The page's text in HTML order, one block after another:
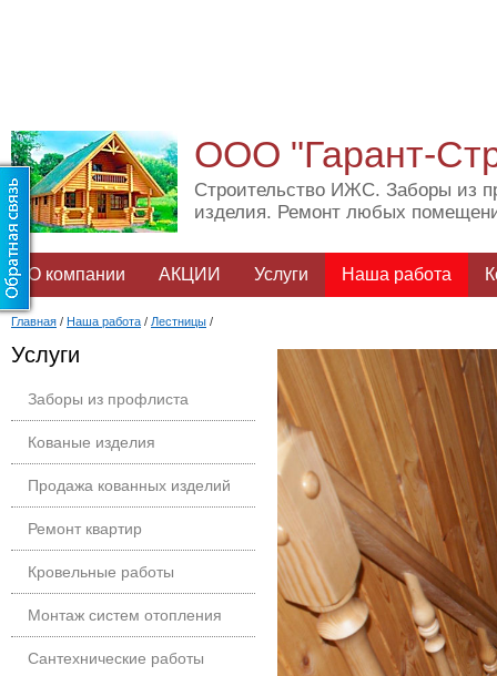
ООО "Гарант-
Строительство ИЖС. Заборы из
изделия. Ремонт любых
О компании АКЦИИ Услуги Наша работа
Главная / Наша работа / Лестницы /
Услуги
Заборы из профлиста
Кованые изделия
Продажа кованных изделий
Ремонт квартир
Кровельные работы
Монтаж систем отопления
Сантехнические работы